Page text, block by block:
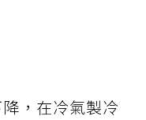
，在冷氣製冷